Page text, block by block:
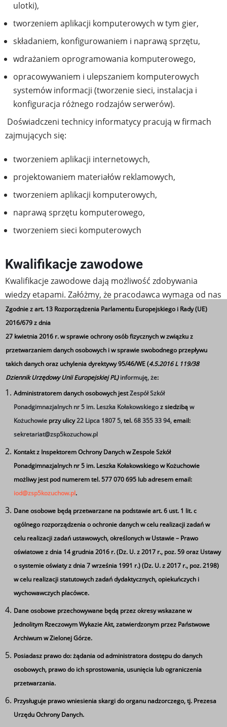
ulotki),
tworzeniem aplikacji komputerowych w tym gier,
składaniem, konfigurowaniem i naprawą sprzętu,
wdrażaniem oprogramowania komputerowego,
opracowywaniem i ulepszaniem komputerowych
systemów informacji (tworzenie sieci, instalacja i
konfiguracja różnego rodzajów serwerów).
Doświadczeni technicy informatycy pracują w firmach
zajmujących się:
tworzeniem aplikacji internetowych,
projektowaniem materiałów reklamowych,
tworzeniem aplikacji komputerowych,
naprawą sprzętu komputerowego,
tworzeniem sieci komputerowych
Kwalifikacje zawodowe
Kwalifikacje zawodowe dają możliwość zdobywania
wiedzy etapami. Załóżmy, że pracodawca wymaga od nas
umiejętności projektowania sieci komputerowych
wówczas potrzebujemy kwalifikacji
eksploatacja systemów komputerowych, urządzeń
peryferyjnych i sieci.Wystarczy, że przedstawimy
pracodawcy odpowiedni certyfikat mówiący o
posiadaniu danej kwalifikacji aby móc starać się o
posadę.
Oczywiście pełnię szczęścia uzyskujemy po zdobyciu
wszystkich kwalifikacji i posiadaniu tytułu technika
informatyka, ale mimo wszystko możemy cieszyć się
kwalifikacją i pracą oraz jeśli jesteśmy osobą dorosłą w
trakcie nauki także pracować.
Dodatkowo dyrektywa 2005/36/WE Parlamentu
uznawania kwalifikacji zawodowychdaje możliwość
każdemu obywatelowi państwa członkowskiego UE
uznania kwalifikacji do wykonywania zawodu
regulowanegolub działalności w państwie członkowskim
innym niż to, w którym uzyskał kwalifikacje zawodowe.
Czyli nasze kwalifikacje są pełnoprawne do tego aby
starać się o pracę we wszystkich krajach UE np: w
Wielkiej Brytanii, w Niemczech itp.
Kierunek Technik Informatyk może być rozszerzony o
innowację wojskową.
Tagi
Ta strona wykorzystuje pliki cookie
Używamy informacji zapisanych za pomocą plików
korzystaniu z naszego serwisu. Mogą też korzystać z nich
współpracujące z nami firmy badawcze oraz reklamowe.
Zgodnie z art. 13 Rozporządzenia Parlamentu Europejskiego i Rady (UE)
2016/679 z dnia
27 kwietnia 2016 r. w sprawie ochrony osób fizycznych w związku z
przetwarzaniem danych osobowych i w sprawie swobodnego przepływu
takich danych oraz uchylenia dyrektywy 95/46/WE (4.5.2016 L 119/38
Dziennik Urzędowy Unii Europejskiej PL)informuję, że:
Administratorem danych osobowych jestZespół Szkół
Ponadgimnazjalnych nr 5 im. Leszka Kołakowskiegoz siedzibąw
Kożuchowie przy ulicy22 Lipca 1807 5,tel.68 355 33 94,email:
sekretariat@zsp5kozuchow.pl
Kontakt z Inspektorem Ochrony Danych w Zespole Szkół
Ponadgimnazjalnych nr 5 im. Leszka Kołakowskiego w Kożuchowie
możliwy jest pod numerem tel. 577 070 695 lub adresem email:
iod@zsp5kozuchow.pl.
Dane osobowe będą przetwarzane na podstawie art. 6 ust. 1 lit. c
ogólnego rozporządzenia o ochronie danych w celu realizacji zadań w
celu realizacji zadań ustawowych, określonych w Ustawie – Prawo
oświatowe z dnia 14 grudnia 2016 r. (Dz. U. z 2017 r., poz. 59 oraz Ustawy
o systemie oświaty z dnia 7 września 1991 r.) (Dz. U. z 2017 r., poz. 2198)
w celu realizacji statutowych zadań dydaktycznych, opiekuńczych i
wychowawczych placówce.
Dane osobowe przechowywane będą przez okresy wskazane w
Jednolitym Rzeczowym Wykazie Akt, zatwierdzonym przez Państwowe
Archiwum w Zielonej Górze.
Posiadasz prawo do: żądania od administratora dostępu do danych
osobowych, prawo do ich sprostowania, usunięcia lub ograniczenia
przetwarzania.
Przysługuje prawo wniesienia skargi do organu nadzorczego, tj. Prezesa
Urzędu Ochrony Danych.